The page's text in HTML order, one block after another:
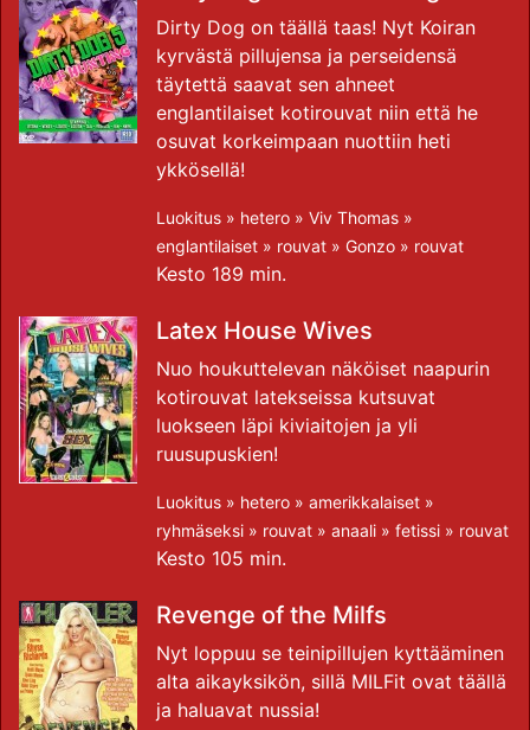
Dirty Dog on täällä taas! Nyt Koiran
kyrvästä pillujensa ja perseidensä
täytettä saavat sen ahneet
englantilaiset kotirouvat niin että he
osuvat korkeimpaan nuottiin heti
ykkösellä!
Luokitus » hetero » Viv Thomas »
englantilaiset » rouvat » Gonzo » rouvat
Kesto 189 min.
Latex House Wives
Nuo houkuttelevan näköiset naapurin
kotirouvat latekseissa kutsuvat
luokseen läpi kiviaitojen ja yli
ruusupuskien!
Luokitus » hetero » amerikkalaiset »
ryhmäseksi » rouvat » anaali » fetissi » rouvat
Kesto 105 min.
Revenge of the Milfs
Nyt loppuu se teinipillujen kyttääminen
alta aikayksikön, sillä MILFit ovat täällä
ja haluavat nussia!